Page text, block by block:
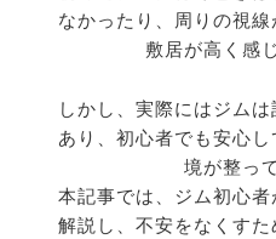
なかったり、 周りの視
敷居が高く感
しかし、実際にはジム
あり、 初心者でも安心
境が整っ
本記事では、ジム初心
解説し、 不安をなくす